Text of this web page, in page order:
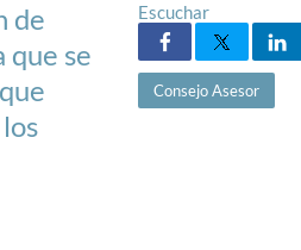
Escuchar
Consejo Asesor
de
que se